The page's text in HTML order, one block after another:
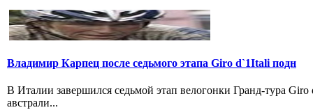
Владимир Карпец после седьмого этапа Giro d`1Itali подн
В Италии завершился седьмой этап велогонки Гранд-тура
австрали...